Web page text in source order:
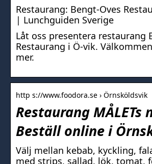
Restaurang: Bengt-Oves
| Lunchguiden Sverige
Låt oss presentera restaurang
Restaurang i Ö-vik.
mer.
http s://www.foodora.se › Örnsköldsvik
Restaurang MÅLETs
Beställ online i
Välj mellan kebab, kyckling,
med strips, sallad, lök, tomat,